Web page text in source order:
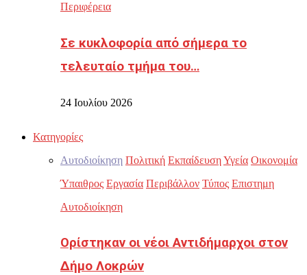
Περιφέρεια
Σε κυκλοφορία από σήμερα το
τελευταίο τμήμα του…
24 Ιουλίου 2026
Κατηγορίες
Αυτοδιοίκηση Πολιτική ΕκπαίδευσηΥγεία Οικονομία
Ύπαιθρος Εργασία Περιβάλλον Τύπος Επιστημη
Αυτοδιοίκηση
Ορίστηκαν οι νέοι Αντιδήμαρχοι στον
Δήμο Λοκρών